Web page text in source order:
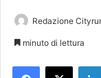
Redazione
minuto di lettura